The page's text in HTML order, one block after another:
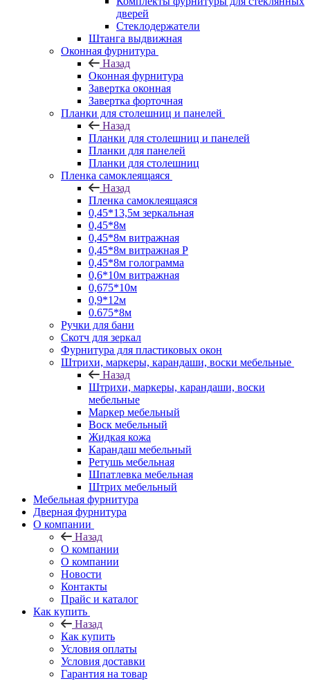
дверей
Стеклодержатели
Штанга выдвижная
Оконная фурнитура
Назад
Оконная фурнитура
Завертка оконная
Завертка форточная
Планки для столешниц и панелей
Назад
Планки для столешниц и панелей
Планки для панелей
Планки для столешниц
Пленка самоклеящаяся
Назад
Пленка самоклеящаяся
0,45*13,5м зеркальная
0,45*8м
0,45*8м витражная
0,45*8м витражная Р
0,45*8м голограмма
0,6*10м витражная
0,675*10м
0,9*12м
0.675*8м
Ручки для бани
Скотч для зеркал
Фурнитура для пластиковых окон
Штрихи, маркеры, карандаши, воски мебельные
Назад
Штрихи, маркеры, карандаши, воски
мебельные
Маркер мебельный
Воск мебельный
Жидкая кожа
Карандаш мебельный
Ретушь мебельная
Шпатлевка мебельная
Штрих мебельный
Мебельная фурнитура
Дверная фурнитура
О компании
Назад
О компании
О компании
Новости
Контакты
Прайс и каталог
Как купить
Назад
Как купить
Условия оплаты
Условия доставки
Гарантия на товар